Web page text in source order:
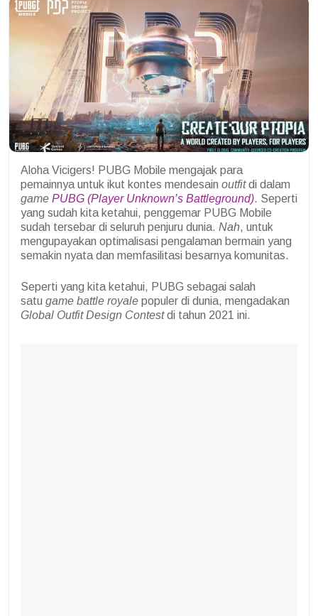
Aloha Vicigers! PUBG Mobile mengajak para
pemainnya untuk ikut kontes mendesain outfitdi dalam
game PUBG (Player Unknown’s Battleground). Seperti
yang sudah kita ketahui, penggemar PUBG Mobile
sudah tersebar di seluruh penjuru dunia. Nah, untuk
mengupayakan optimalisasi pengalaman bermain yang
semakin nyata dan memfasilitasi besarnya komunitas.
Seperti yang kita ketahui, PUBG sebagai salah
satu game battle royale populer di dunia, mengadakan
Global Outfit Design Contestdi tahun 2021 ini.